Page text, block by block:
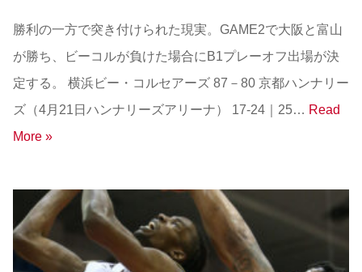
勝利の一方で突き付けられた現実。GAME2で大阪と富山
が勝ち、ビーコルが負けた場合にB1プレーオフ出場が決
定する。 横浜ビー・コルセアーズ 87－80 京都ハンナリー
ズ（4月21日ハンナリーズアリーナ） 17-24｜25… Read
More »